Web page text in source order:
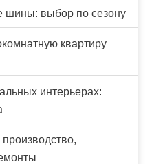
шины: выбор по сезону
квартиру
интерьерах: